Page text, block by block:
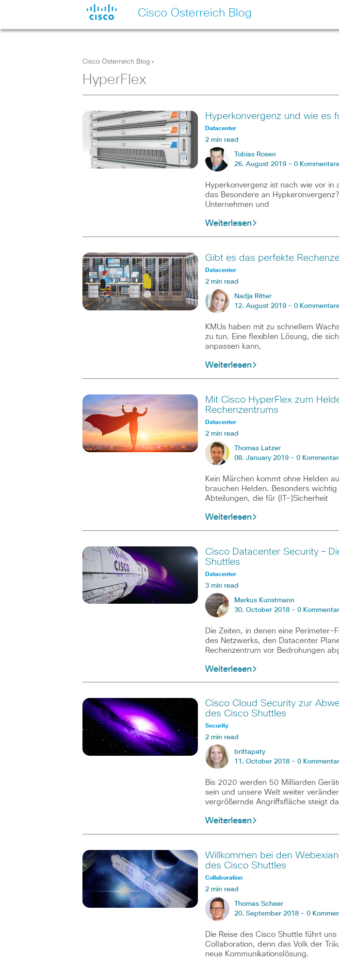
Cisco Österreich Blog
Cisco Österreich Blog >
HyperFlex
Hyperkonvergenz und wie es
Datacenter
2 min read
Tobias Rosen
26. August 2019 - 0
Hyperkonvergenz ist nach wie vor in
das Besondere an
Unternehmen und
Weiterlesen
Gibt es das perfekte
Datacenter
2 min read
Nadja Ritter
12. August 2019 - 0
KMUs haben mit zu schnellem
zu tun. Eine flexiblen Lösung, die
anpassen kann,
Weiterlesen
Mit Cisco HyperFlex zum
Rechenzentrums
Datacenter
2 min read
Thomas Latzer
08. January 2019 - 0
Kein Märchen kommt ohne Helden
brauchen Helden. Besonders
Abteilungen, die für (IT-)Sicherheit
Weiterlesen
Cisco Datacenter Security –
Shuttles
Datacenter
3 min read
Markus Kunstmann
30. October 2018 - 0
Die Zeiten, in denen eine Perimeter-
des Netzwerks, den Datacenter
Rechenzentrum vor Bedrohungen
Weiterlesen
Cisco Cloud Security zur
des Cisco Shuttles
Security
2 min read
brittapaty
11. October 2018 - 0
Bis 2020 werden 50 Milliarden
sein und unsere Welt weiter
vergrößernde Angriffsfläche steigt
Weiterlesen
Willkommen bei den
des Cisco Shuttles
Collaboration
2 min read
Thomas Scheer
20. September 2018 - 0
Die Reise des Cisco Shuttle führt uns
Collaboration, denn das Volk der
neue Kommunikationslösung.